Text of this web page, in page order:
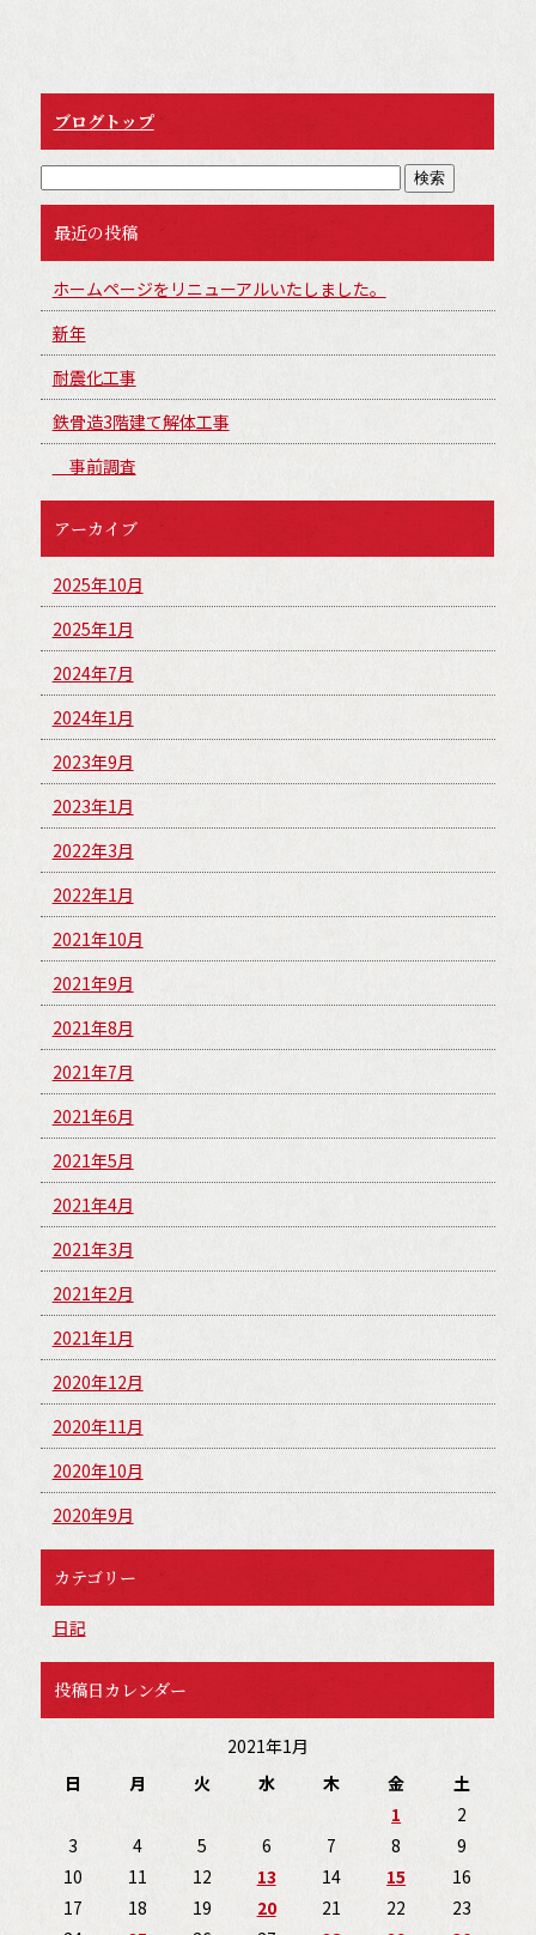
ブログトップ
最近の投稿
ホームページをリニューアルいたしました。
新年
耐震化工事
鉄骨造3階建て解体工事
事前調査
アーカイブ
2025年10月
2025年1月
2024年7月
2024年1月
2023年9月
2023年1月
2022年3月
2022年1月
2021年10月
2021年9月
2021年8月
2021年7月
2021年6月
2021年5月
2021年4月
2021年3月
2021年2月
2021年1月
2020年12月
2020年11月
2020年10月
2020年9月
カテゴリー
日記
投稿日カレンダー
2021年1月
日
月 火 水 木 金
土
1
2
3
4 5 6 7 8
9
10
11 12 13 14 15
16
17
18 19 20 21 22
23